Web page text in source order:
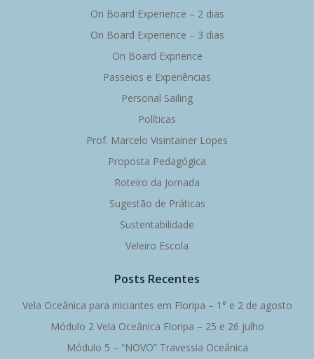
On Board Experience – 2 dias
On Board Experience – 3 dias
On Board Exprience
Passeios e Experiências
Personal Sailing
Políticas
Prof. Marcelo Visintainer Lopes
Proposta Pedagógica
Roteiro da Jornada
Sugestão de Práticas
Sustentabilidade
Veleiro Escola
Posts Recentes
Vela Oceânica para iniciantes em Floripa – 1° e 2 de agosto
Módulo 2 Vela Oceânica Floripa – 25 e 26 julho
Módulo 5 – “NOVO” Travessia Oceânica